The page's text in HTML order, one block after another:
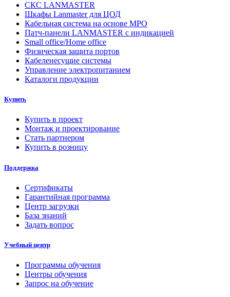
СКС LANMASTER
Шкафы Lanmaster для ЦОД
Кабельная система на основе MPO
Патч-панели LANMASTER с индикацией
Small office/Home office
Физическая защита портов
Кабеленесущие системы
Управление электропитанием
Каталоги продукции
Купить
Купить в проект
Монтаж и проектирование
Стать партнером
Купить в розницу
Поддержка
Сертификаты
Гарантийная программа
Центр загрузки
База знаний
Задать вопрос
Учебный центр
Программы обучения
Центры обучения
Запрос на обучение